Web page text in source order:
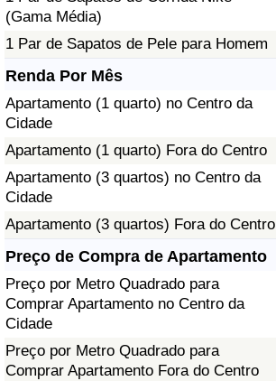
(Gama Média)
1 Par de Sapatos de Pele para Homem
Renda Por Mês
Apartamento (1 quarto) no Centro da
Cidade
Apartamento (1 quarto) Fora do Centro
Apartamento (3 quartos) no Centro da
Cidade
Apartamento (3 quartos) Fora do Centro
Preço de Compra de Apartamento
Preço por Metro Quadrado para
Comprar Apartamento no Centro da
Cidade
Preço por Metro Quadrado para
Comprar Apartamento Fora do Centro